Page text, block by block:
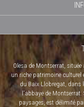
Olesa de Montserrat,
un riche patrimoine culturel
du Baix Llobregat, dans
l'abbaye de
paysages, est délimité